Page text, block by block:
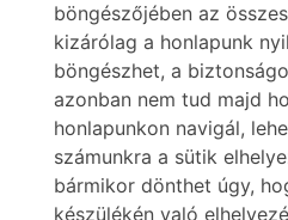
böngészőjében az
kizárólag a honlapunk
böngészhet, a
azonban nem tud majd
honlapunkon navigál,
számunkra a sütik
bármikor dönthet úgy,
készülékén való